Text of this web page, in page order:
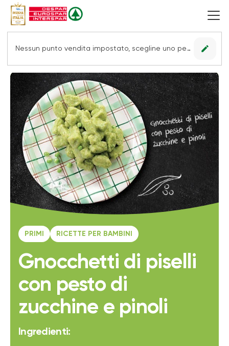
Nessun punto vendita impostato, scegline uno per vedere le offerte. edit
PRIMI RICETTE PER BAMBINI
Gnocchetti di piselli
con pesto di
zucchine e pinoli
Ingredienti: